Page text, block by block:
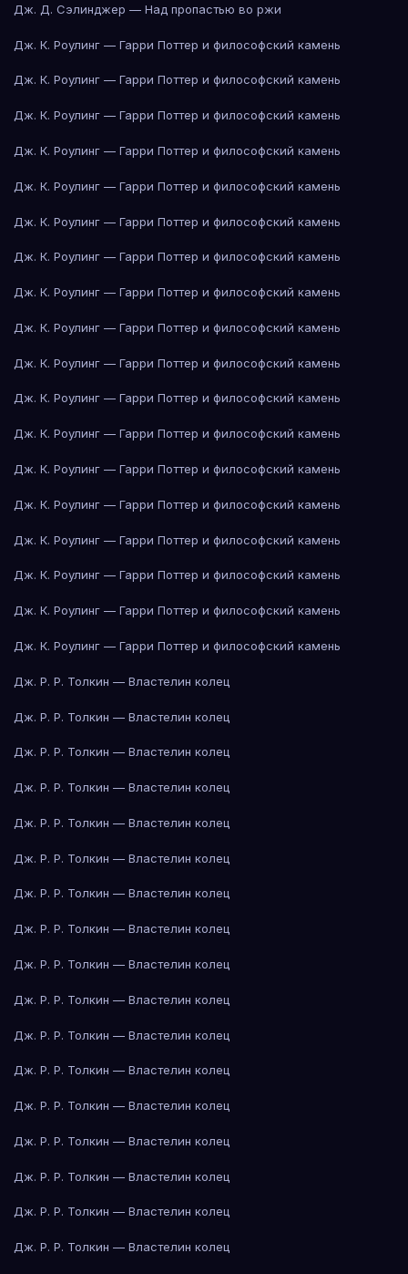
Дж. Д. Сэлинджер — Над пропастью во ржи
Дж. К. Роулинг — Гарри Поттер и философский камень
Дж. К. Роулинг — Гарри Поттер и философский камень
Дж. К. Роулинг — Гарри Поттер и философский камень
Дж. К. Роулинг — Гарри Поттер и философский камень
Дж. К. Роулинг — Гарри Поттер и философский камень
Дж. К. Роулинг — Гарри Поттер и философский камень
Дж. К. Роулинг — Гарри Поттер и философский камень
Дж. К. Роулинг — Гарри Поттер и философский камень
Дж. К. Роулинг — Гарри Поттер и философский камень
Дж. К. Роулинг — Гарри Поттер и философский камень
Дж. К. Роулинг — Гарри Поттер и философский камень
Дж. К. Роулинг — Гарри Поттер и философский камень
Дж. К. Роулинг — Гарри Поттер и философский камень
Дж. К. Роулинг — Гарри Поттер и философский камень
Дж. К. Роулинг — Гарри Поттер и философский камень
Дж. К. Роулинг — Гарри Поттер и философский камень
Дж. К. Роулинг — Гарри Поттер и философский камень
Дж. К. Роулинг — Гарри Поттер и философский камень
Дж. Р. Р. Толкин — Властелин колец
Дж. Р. Р. Толкин — Властелин колец
Дж. Р. Р. Толкин — Властелин колец
Дж. Р. Р. Толкин — Властелин колец
Дж. Р. Р. Толкин — Властелин колец
Дж. Р. Р. Толкин — Властелин колец
Дж. Р. Р. Толкин — Властелин колец
Дж. Р. Р. Толкин — Властелин колец
Дж. Р. Р. Толкин — Властелин колец
Дж. Р. Р. Толкин — Властелин колец
Дж. Р. Р. Толкин — Властелин колец
Дж. Р. Р. Толкин — Властелин колец
Дж. Р. Р. Толкин — Властелин колец
Дж. Р. Р. Толкин — Властелин колец
Дж. Р. Р. Толкин — Властелин колец
Дж. Р. Р. Толкин — Властелин колец
Дж. Р. Р. Толкин — Властелин колец